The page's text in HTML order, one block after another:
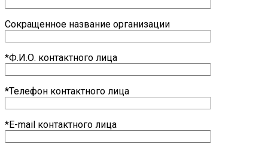
Сокращенное название организации
*Ф.И.О. контактного лица
*Телефон контактного лица
*E-mail контактного лица